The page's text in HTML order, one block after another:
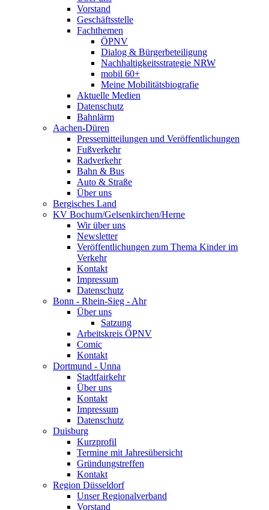
Vorstand
Geschäftsstelle
Fachthemen
ÖPNV
Dialog & Bürgerbeteiligung
Nachhaltigkeitsstrategie NRW
mobil 60+
Meine Mobilitätsbiografie
Aktuelle Medien
Datenschutz
Bahnlärm
Aachen-Düren
Pressemitteilungen und Veröffentlichungen
Fußverkehr
Radverkehr
Bahn & Bus
Auto & Straße
Über uns
Bergisches Land
KV Bochum/Gelsenkirchen/Herne
Wir über uns
Newsletter
Veröffentlichungen zum Thema Kinder im
Verkehr
Kontakt
Impressum
Datenschutz
Bonn - Rhein-Sieg - Ahr
Über uns
Satzung
Arbeitskreis ÖPNV
Comic
Kontakt
Dortmund - Unna
Stadtfairkehr
Über uns
Kontakt
Impressum
Datenschutz
Duisburg
Kurzprofil
Termine mit Jahresübersicht
Gründungstreffen
Kontakt
Region Düsseldorf
Unser Regionalverband
Vorstand